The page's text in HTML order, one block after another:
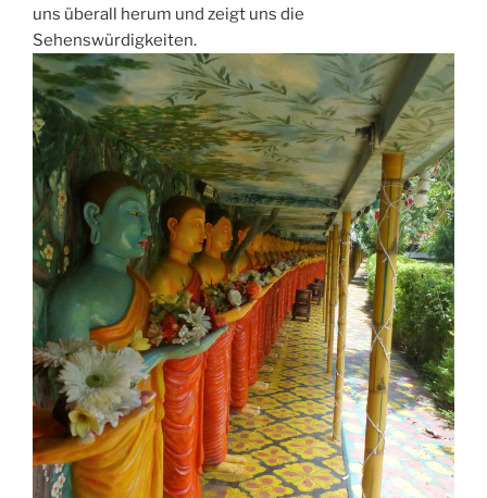
uns überall herum und zeigt uns die
Sehenswürdigkeiten.